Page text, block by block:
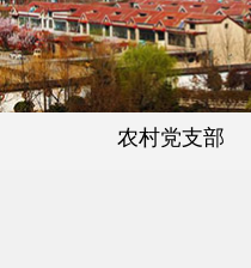
农村党支部